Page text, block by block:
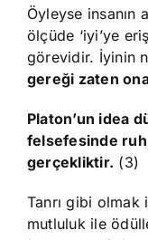
Öyleyse insanın
ölçüde ‘iyi’ye
görevidir. İyinin
gereği zaten
Platon’un idea
felsefesinde
gerçekliktir. (3)
Tanrı gibi olmak
mutluluk ile